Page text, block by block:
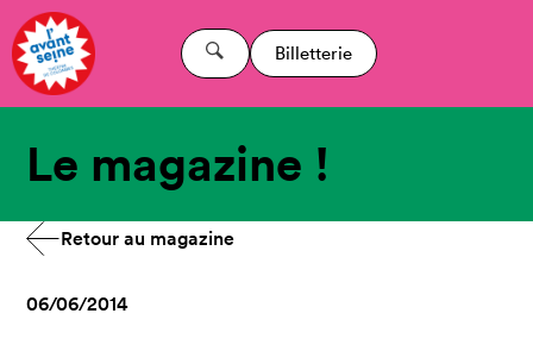
Billetterie
Le magazine !
Retour au magazine
06/06/2014